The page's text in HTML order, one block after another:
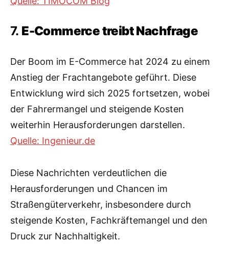
7. E-Commerce treibt Nachfrage
Der Boom im E-Commerce hat 2024 zu einem
Anstieg der Frachtangebote geführt. Diese
Entwicklung wird sich 2025 fortsetzen, wobei
der Fahrermangel und steigende Kosten
weiterhin Herausforderungen darstellen.
Quelle: Ingenieur.de
Diese Nachrichten verdeutlichen die
Herausforderungen und Chancen im
Straßengüterverkehr, insbesondere durch
steigende Kosten, Fachkräftemangel und den
Druck zur Nachhaltigkeit.